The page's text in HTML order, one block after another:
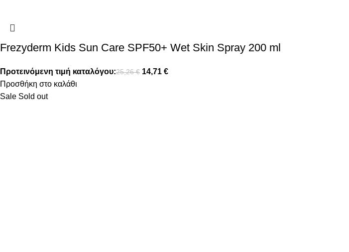
Frezyderm Kids Sun Care SPF50+ Wet Skin Spray 200 ml
Προτεινόμενη τιμή καταλόγου:25,26€ 14,71 €
Προσθήκη στο καλάθι
Sale Sold out